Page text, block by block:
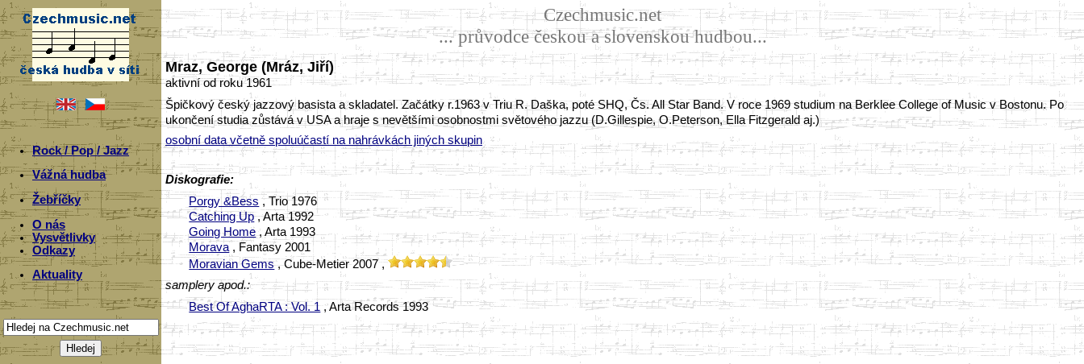
Rock / Pop / Jazz
Vážná hudba
Žebříčky
O nás
Vysvětlivky
Odkazy
Aktuality
Czechmusic.net
... průvodce českou a slovenskou hudbou...
Mraz, George (Mráz, Jiří)
aktivní od roku 1961
Špičkový český jazzový basista a skladatel. Začátky r.1963 v Triu R. Daška, poté SHQ, Čs. All Star Band. V roce 1969 studium na Berklee College of Music v Bostonu. Po
ukončení studia zůstává v USA a hraje s nevětšími osobnostmi světového jazzu (D.Gillespie, O.Peterson, Ella Fitzgerald aj.)
osobní data včetně spoluúčastí na nahrávkách jiných skupin
Diskografie:
Porgy &Bess , Trio 1976
Catching Up, Arta 1992
Going Home, Arta 1993
Morava , Fantasy 2001
Moravian Gems, Cube-Metier 2007 ,
samplery apod.:
Best Of AghaRTA : Vol. 1 , Arta Records 1993